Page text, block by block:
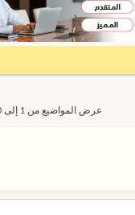
عرض المواضيع من 1 إلى 20 من 1001